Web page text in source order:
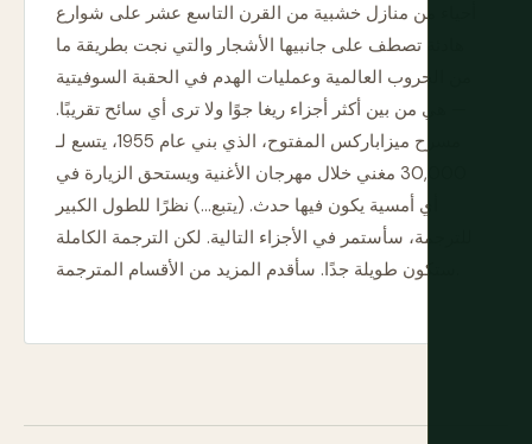
أحياء من منازل خشبية من القرن التاسع عشر على شوارع
هادئة تصطف على جانبيها الأشجار والتي نجت بطريقة ما
من الحروب العالمية وعمليات الهدم في الحقبة السوفيتية
— هي من بين أكثر أجزاء ريغا جوًا ولا ترى أي سائح تقريبًا.
مسرح ميزاباركس المفتوح، الذي بني عام 1955، يتسع لـ
30,000 مغني خلال مهرجان الأغنية ويستحق الزيارة في
أي أمسية يكون فيها حدث. (يتبع...) نظرًا للطول الكبير
للترجمة، سأستمر في الأجزاء التالية. لكن الترجمة الكاملة